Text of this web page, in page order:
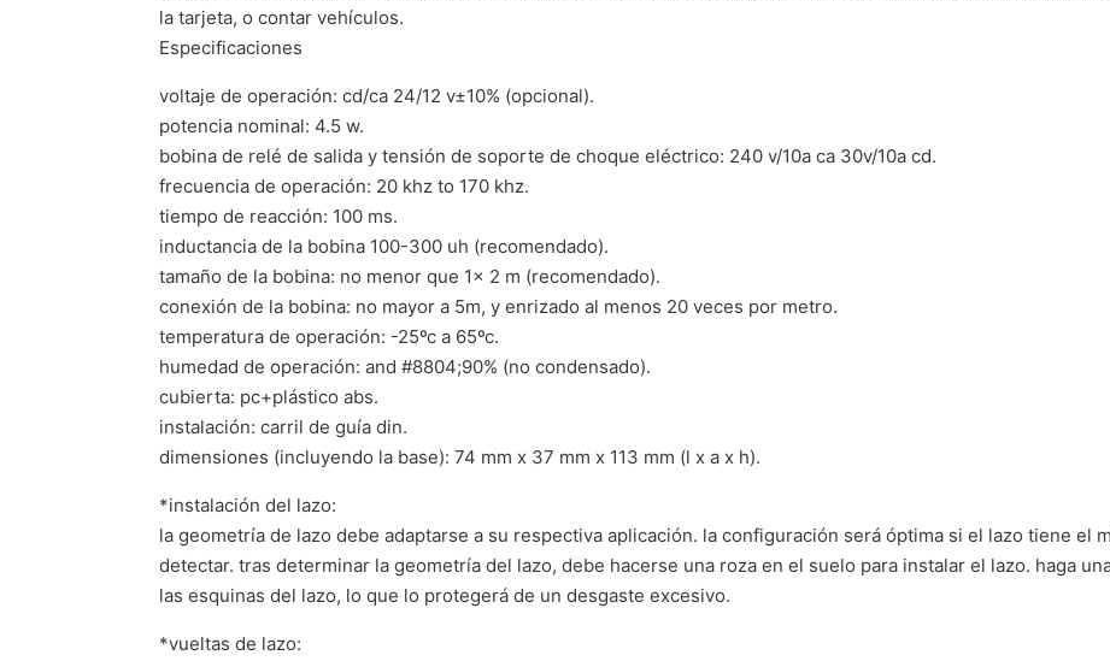
la tarjeta, o contar vehículos.
Especificaciones
voltaje de operación: cd/ca 24/12 v±10% (opcional).
potencia nominal: 4.5 w.
bobina de relé de salida y tensión de soporte de choque eléctrico: 240 v/10a ca 30v/10a cd.
frecuencia de operación: 20 khz to 170 khz.
tiempo de reacción: 100 ms.
inductancia de la bobina 100-300 uh (recomendado).
tamaño de la bobina: no menor que 1x 2 m (recomendado).
conexión de la bobina: no mayor a 5m, y enrizado al menos 20 veces por metro.
temperatura de operación: -25ºc a 65ºc.
humedad de operación: and #8804;90% (no condensado).
cubierta: pc+plástico abs.
instalación: carril de guía din.
dimensiones (incluyendo la base): 74 mm x 37 mm x 113 mm (l x a x h).
*instalación del lazo:
la geometría de lazo debe adaptarse a su respectiva aplicación. la configuración será óptima si el lazo tiene el
detectar. tras determinar la geometría del lazo, debe hacerse una roza en el suelo para instalar el lazo. haga
las esquinas del lazo, lo que lo protegerá de un desgaste excesivo.
*vueltas de lazo: